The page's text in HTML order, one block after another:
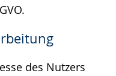
des Nutzers